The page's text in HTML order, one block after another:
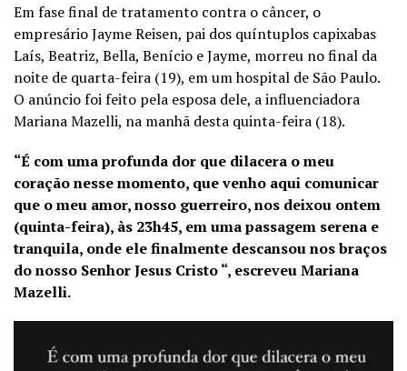
Em fase final de tratamento contra o câncer, o
empresário Jayme Reisen, pai dos quíntuplos capixabas
Laís, Beatriz, Bella, Benício e Jayme, morreu no final da
noite de quarta-feira (19), em um hospital de São Paulo.
O anúncio foi feito pela esposa dele, a influenciadora
Mariana Mazelli, na manhã desta quinta-feira (18).
“É com uma profunda dor que dilacera o meu
coração nesse momento, que venho aqui comunicar
que o meu amor, nosso guerreiro, nos deixou ontem
(quinta-feira), às 23h45, em uma passagem serena e
tranquila, onde ele finalmente descansou nos braços
do nosso Senhor Jesus Cristo “, escreveu Mariana
Mazelli.